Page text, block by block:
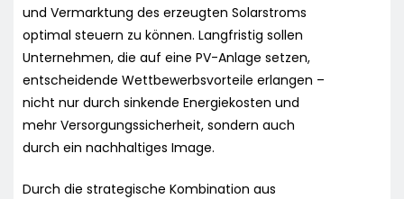
und Vermarktung des erzeugten Solarstroms
optimal steuern zu können. Langfristig sollen
Unternehmen, die auf eine PV-Anlage setzen,
entscheidende Wettbewerbsvorteile erlangen –
nicht nur durch sinkende Energiekosten und
mehr Versorgungssicherheit, sondern auch
durch ein nachhaltiges Image.
Durch die strategische Kombination aus